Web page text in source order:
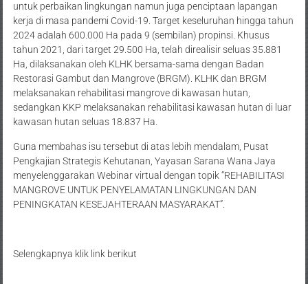
untuk perbaikan lingkungan namun juga penciptaan lapangan
kerja di masa pandemi Covid-19. Target keseluruhan hingga tahun
2024 adalah 600.000 Ha pada 9 (sembilan) propinsi. Khusus
tahun 2021, dari target 29.500 Ha, telah direalisir seluas 35.881
Ha, dilaksanakan oleh KLHK bersama-sama dengan Badan
Restorasi Gambut dan Mangrove (BRGM). KLHK dan BRGM
melaksanakan rehabilitasi mangrove di kawasan hutan,
sedangkan KKP melaksanakan rehabilitasi kawasan hutan di luar
kawasan hutan seluas 18.837 Ha.
Guna membahas isu tersebut di atas lebih mendalam, Pusat
Pengkajian Strategis Kehutanan, Yayasan Sarana Wana Jaya
menyelenggarakan Webinar virtual dengan topik “REHABILITASI
MANGROVE UNTUK PENYELAMATAN LINGKUNGAN DAN
PENINGKATAN KESEJAHTERAAN MASYARAKAT”.
Selengkapnya klik link berikut